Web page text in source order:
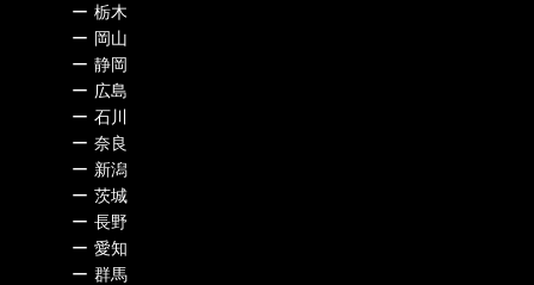
ー 栃木
ー 岡山
ー 静岡
ー 広島
ー 石川
ー 奈良
ー 新潟
ー 茨城
ー 長野
ー 愛知
ー 群馬